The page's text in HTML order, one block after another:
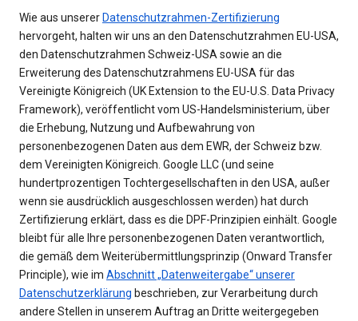
Wie aus unserer Datenschutzrahmen-Zertifizierung
hervorgeht, halten wir uns an den Datenschutzrahmen EU-USA,
den Datenschutzrahmen Schweiz-USA sowie an die
Erweiterung des Datenschutzrahmens EU-USA für das
Vereinigte Königreich (UK Extension to the EU-U.S. Data Privacy
Framework), veröffentlicht vom US-Handelsministerium, über
die Erhebung, Nutzung und Aufbewahrung von
personenbezogenen Daten aus dem EWR, der Schweiz bzw.
dem Vereinigten Königreich. Google LLC (und seine
hundertprozentigen Tochtergesellschaften in den USA, außer
wenn sie ausdrücklich ausgeschlossen werden) hat durch
Zertifizierung erklärt, dass es die DPF-Prinzipien einhält. Google
bleibt für alle Ihre personenbezogenen Daten verantwortlich,
die gemäß dem Weiterübermittlungsprinzip (Onward Transfer
Principle), wie im Abschnitt „Datenweitergabe“ unserer
Datenschutzerklärung beschrieben, zur Verarbeitung durch
andere Stellen in unserem Auftrag an Dritte weitergegeben